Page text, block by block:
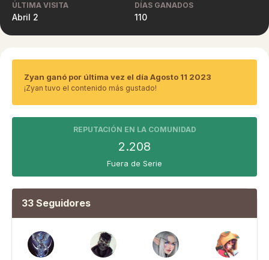
ÚLTIMA VISITA
Abril 2
DÍAS GANADOS
110
Zyan ganó por última vez el día Agosto 11 2023
¡Zyan tuvo el contenido más gustado!
REPUTACIÓN EN LA COMUNIDAD
2.208
Fuera de Serie
33 Seguidores